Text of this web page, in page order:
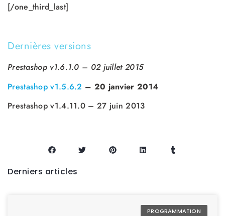
[/one_third_last]
Dernières versions
Prestashop v1.6.1.0 – 02 juillet 2015
Prestashop v1.5.6.2 – 20 janvier 2014
Prestashop v1.4.11.0 – 27 juin 2013
Derniers articles
PROGRAMMATION